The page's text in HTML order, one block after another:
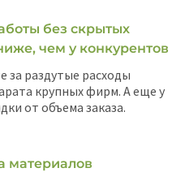
без скрытых
чем у конкурентов
за раздутые расходы
крупных фирм. А еще у
от объема заказа.
материалов